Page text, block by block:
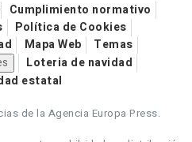
Cumplimiento normativo
Política de Cookies
Mapa Web
Temas
Loteria de navidad
estatal
de la Agencia Europa Press.